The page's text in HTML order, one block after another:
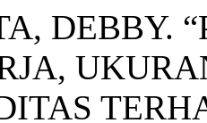
DEBBY.